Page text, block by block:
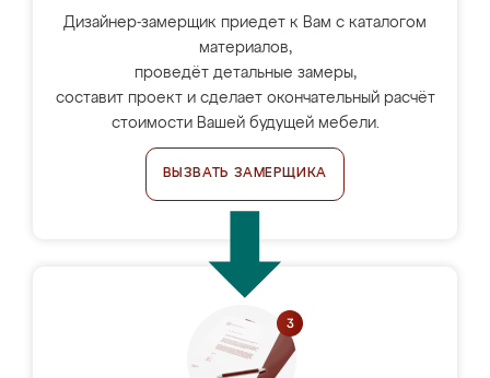
Дизайнер-замерщик приедет к Вам с каталогом
материалов,
проведёт детальные замеры,
составит проект и сделает окончательный расчёт
стоимости Вашей будущей мебели.
ВЫЗВАТЬ ЗАМЕРЩИКА